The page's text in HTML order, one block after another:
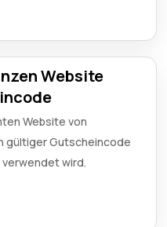
Website
Website von
gültiger Gutscheincode
verwendet wird.